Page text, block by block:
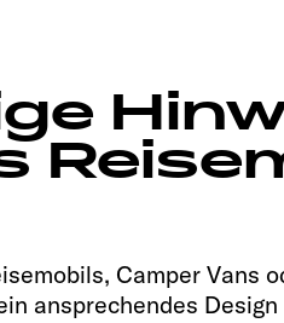
Camper Vans
ansprechendes